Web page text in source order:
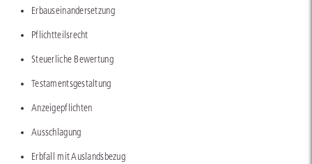
Erbauseinandersetzung
Pflichtteilsrecht
Steuerliche Bewertung
Testamentsgestaltung
Anzeigepflichten
Ausschlagung
Erbfall mit Auslandsbezug